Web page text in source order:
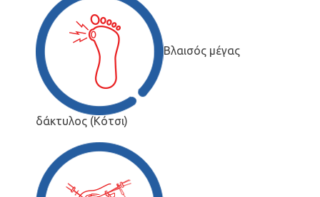
Βλαισός μέγας
δάκτυλος (Κότσι)